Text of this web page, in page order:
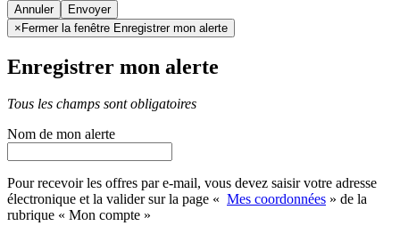
Annuler
×Fermer la fenêtre Enregistrer mon alerte
Enregistrer mon alerte
Tous les champs sont obligatoires
Nom de mon alerte
Pour recevoir les offres par e-mail, vous devez saisir votre adresse
électronique et la valider sur la page « Mes coordonnées » de la
rubrique « Mon compte »